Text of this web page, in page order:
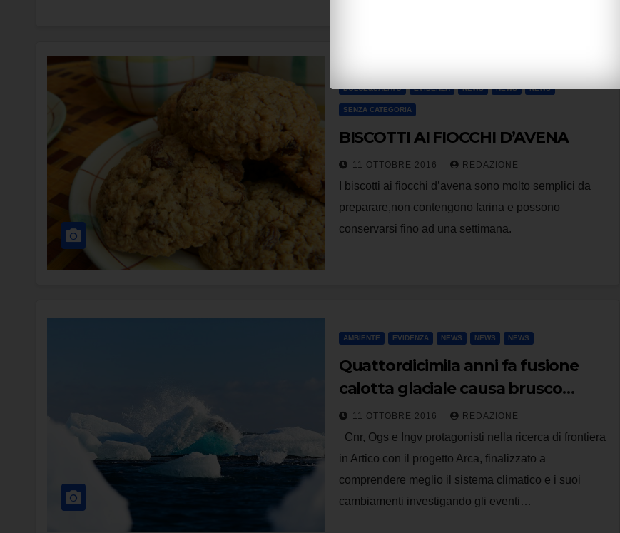
DOLCE&SALATO EVIDENZA NEWS NEWS NEWS
SENZA CATEGORIA
BISCOTTI AI FIOCCHI D’AVENA
11 OTTOBRE 2016 REDAZIONE
I biscotti ai fiocchi d’avena sono molto semplici da
preparare,non contengono farina e possono
conservarsi fino ad una settimana.
AMBIENTE EVIDENZA NEWS NEWS NEWS
Quattordicimila anni fa fusione
calotta glaciale causa brusco
innalzamento del livello globale
dei mari
11 OTTOBRE 2016 REDAZIONE
Cnr, Ogs e Ingv protagonisti nella ricerca di frontiera
in Artico con il progetto Arca, finalizzato a
comprendere meglio il sistema climatico e i suoi
cambiamenti investigando gli eventi…